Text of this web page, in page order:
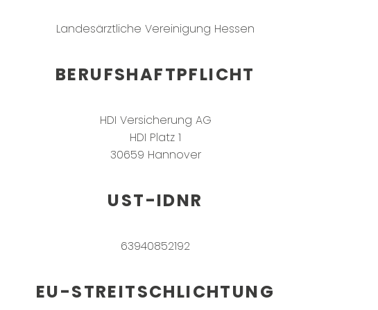
Landesärztliche Vereinigung Hessen
BERUFSHAFTPFLICHT
HDI Versicherung AG
HDI Platz 1
30659 Hannover
UST-IDNR
63940852192
EU-STREITSCHLICHTUNG